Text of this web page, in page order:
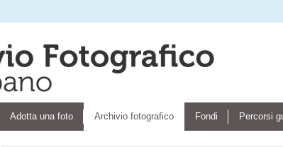
Adotta una foto Archivio fotografico Fondi Percorsi